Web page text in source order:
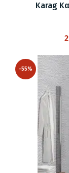
Karag
-55%